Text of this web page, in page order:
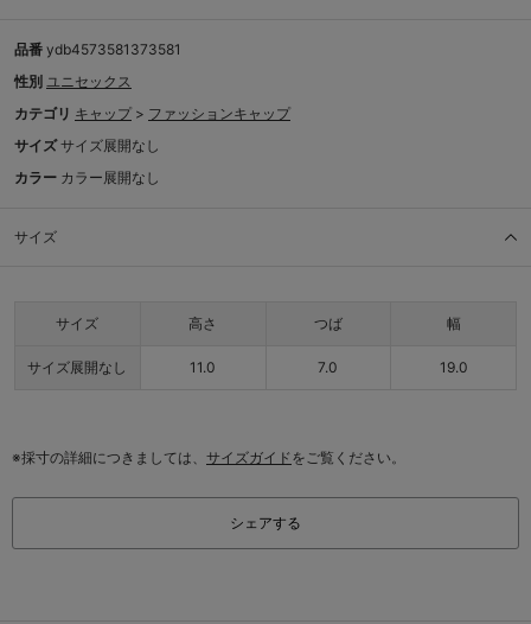
品番 ydb4573581373581
性別 ユニセックス
カテゴリ キャップ > ファッションキャップ
サイズ サイズ展開なし
カラー カラー展開なし
サイズ
サイズ 高さ つば 幅
サイズ展開なし 11.0 7.0 19.0
※採寸の詳細につきましては、 サイズガイドをご覧ください。
シェアする